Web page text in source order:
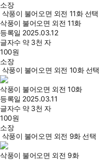
소장
삭풍이 불어오면 외전 11화 선택
삭풍이 불어오면 외전 11화
등록일 2025.03.12
글자수 약 3천 자
100원
소장
삭풍이 불어오면 외전 10화 선택
삭풍이 불어오면 외전 10화
등록일 2025.03.11
글자수 약 3천 자
100원
소장
삭풍이 불어오면 외전 9화 선택
삭풍이 불어오면 외전 9화